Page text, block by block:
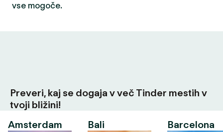
vse mogoče.
Preveri, kaj se dogaja v več Tinder mestih v
tvoji bližini!
Amsterdam
Bali Barcelona